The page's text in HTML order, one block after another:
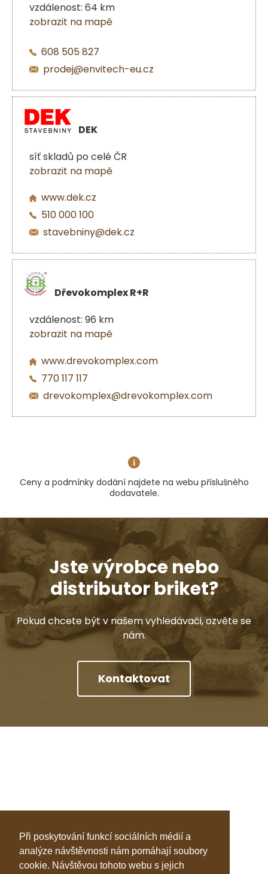
Při poskytování funkcí sociálních médií a
analýze návštěvnosti nám pomáhají soubory
cookie. Návštěvou tohoto webu s jejich
vzdálenost: 64 km
zobrazit na mapě
608 505 827
prodej@envitech-eu.cz
DEK
síť skladů po celé ČR
zobrazit na mapě
www.dek.cz
510 000 100
stavebniny@dek.cz
Dřevokomplex R+R
vzdálenost: 96 km
zobrazit na mapě
www.drevokomplex.com
770 117 117
drevokomplex@drevokomplex.com
Ceny a podmínky dodání najdete na webu příslušného
dodavatele.
Jste výrobce nebo
distributor briket?
Pokud chcete být v našem vyhledávači, ozvěte se
nám.
Kontaktovat